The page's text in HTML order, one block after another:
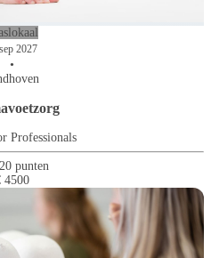
2027
•
Professionals
punten
4500